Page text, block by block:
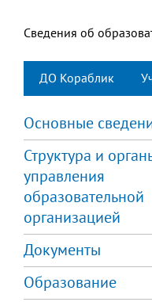
Сведения об
ДО Кораблик
Основные
Структура и
управления
образовательной
организацией
Документы
Образование